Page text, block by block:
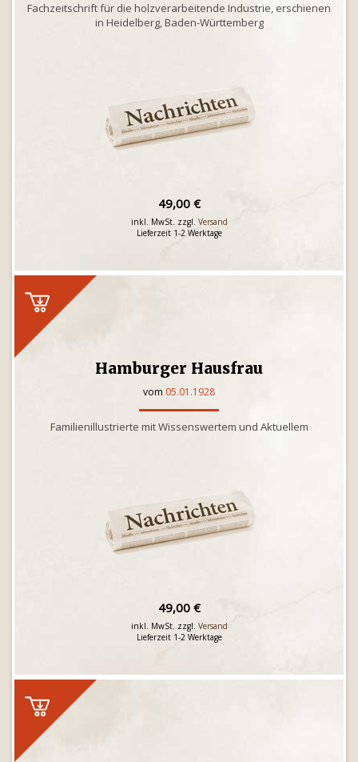
Fachzeitschrift für die holzverarbeitende Industrie, erschienen
in Heidelberg, Baden-Württemberg
49,00 €
inkl. MwSt. zzgl. Versand
Lieferzeit 1-2 Werktage
Hamburger Hausfrau
vom 05.01.1928
Familienillustrierte mit Wissenswertem und Aktuellem
49,00 €
inkl. MwSt. zzgl. Versand
Lieferzeit 1-2 Werktage